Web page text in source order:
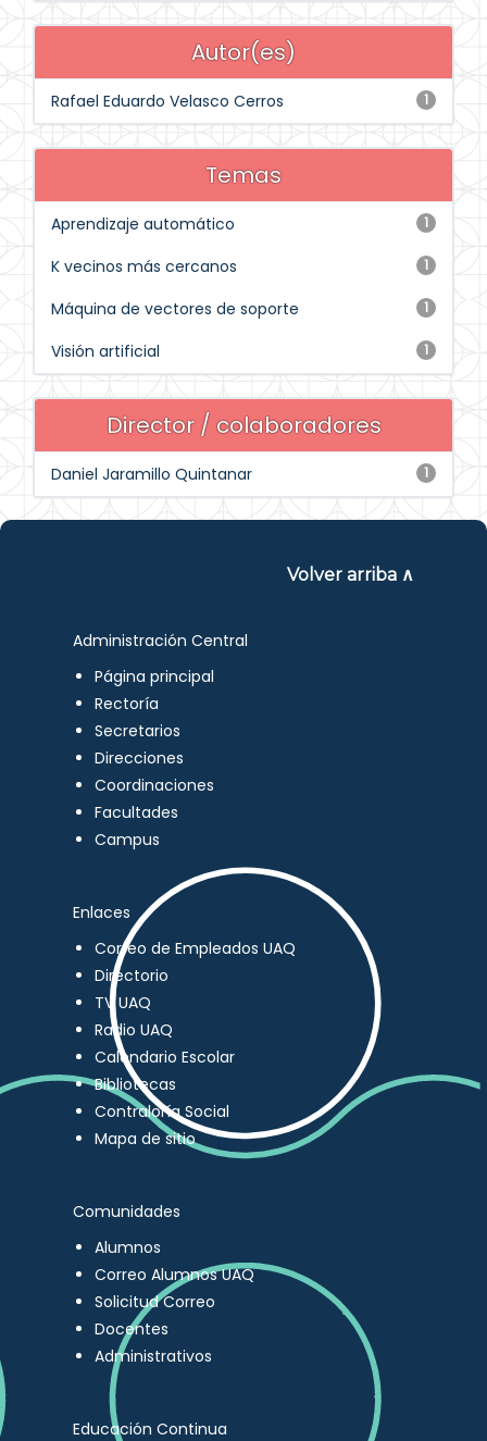
Autor(es)
1
Rafael Eduardo Velasco Cerros
Temas
1
Aprendizaje automático
1
K vecinos más cercanos
1
Máquina de vectores de soporte
1
Visión artificial
Director / colaboradores
1
Daniel Jaramillo Quintanar
Volver arriba ∧
Administración Central
Página principal
Rectoría
Secretarios
Direcciones
Coordinaciones
Facultades
Campus
Enlaces
Correo de Empleados UAQ
Directorio
TV UAQ
Radio UAQ
Calendario Escolar
Bibliotecas
Contraloría Social
Mapa de sitio
Comunidades
Alumnos
Correo Alumnos UAQ
Solicitud Correo
Docentes
Administrativos
Educación Continua